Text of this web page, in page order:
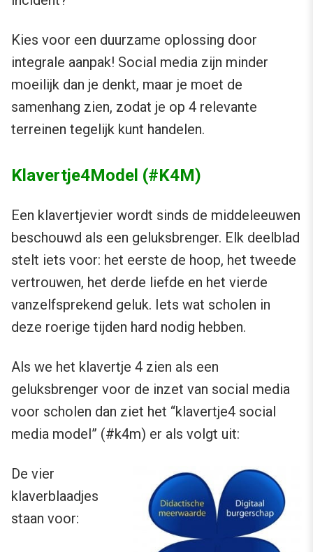
Kies voor een duurzame oplossing door
integrale aanpak! Social media zijn minder
moeilijk dan je denkt, maar je moet de
samenhang zien, zodat je op 4 relevante
terreinen tegelijk kunt handelen.
Klavertje4Model (#K4M)
Een klavertjevier wordt sinds de middeleeuwen
beschouwd als een geluksbrenger. Elk deelblad
stelt iets voor: het eerste de hoop, het tweede
vertrouwen, het derde liefde en het vierde
vanzelfsprekend geluk. Iets wat scholen in
deze roerige tijden hard nodig hebben.
Als we het klavertje 4 zien als een
geluksbrenger voor de inzet van social media
voor scholen dan ziet het “klavertje4 social
media model” (#k4m) er als volgt uit:
De vier
klaverblaadjes
staan voor: